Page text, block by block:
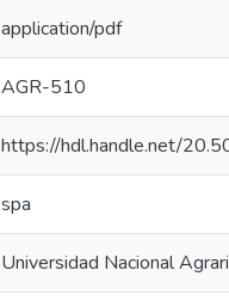
application/pdf
AGR-510
https://hdl.handle.net/
spa
Universidad Nacional